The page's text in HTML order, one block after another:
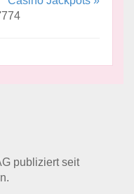
publiziert seit